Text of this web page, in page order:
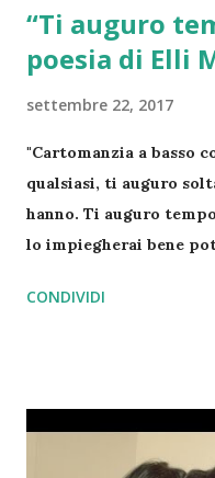
“Ti auguro
poesia di Elli
settembre 22, 2017
"Cartomanzia a basso
qualsiasi, ti auguro
hanno. Ti auguro
lo impiegherai bene
per te stesso, ma
tempo per stupirti e
per guadarlo
CONDIVIDI